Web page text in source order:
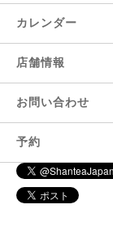
カレンダー
店舗情報
お問い合わせ
予約